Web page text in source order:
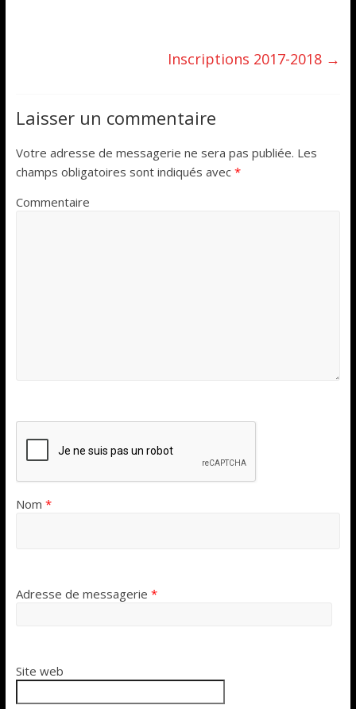
Inscriptions 2017-2018 →
Laisser un commentaire
Votre adresse de messagerie ne sera pas publiée. Les
champs obligatoires sont indiqués avec *
Commentaire
Nom *
Adresse de messagerie *
Site web